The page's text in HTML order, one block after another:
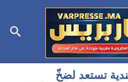
تستعد لضخّ